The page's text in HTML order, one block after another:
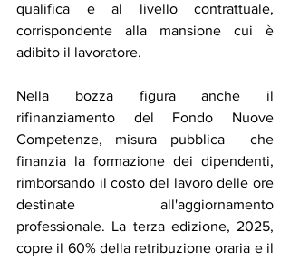
qualifica e al livello contrattuale,
corrispondente alla mansione cui è
adibito il lavoratore.
Nella bozza figura anche il
rifinanziamento del Fondo Nuove
Competenze, misura pubblica  che
finanzia la formazione dei dipendenti,
rimborsando il costo del lavoro delle ore
destinate all'aggiornamento
professionale. La terza edizione, 2025,
copre il 60% della retribuzione oraria e il